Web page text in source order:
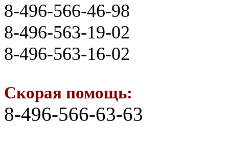
8-496-566-46-98
8-496-563-19-02
8-496-563-16-02
Скорая помощь:
8-496-566-63-63